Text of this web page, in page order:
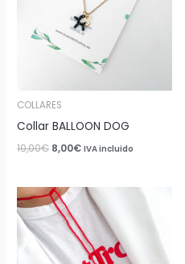
COLLARES
Collar BALLOON DOG
10,00€ 8,00€ IVA incluido